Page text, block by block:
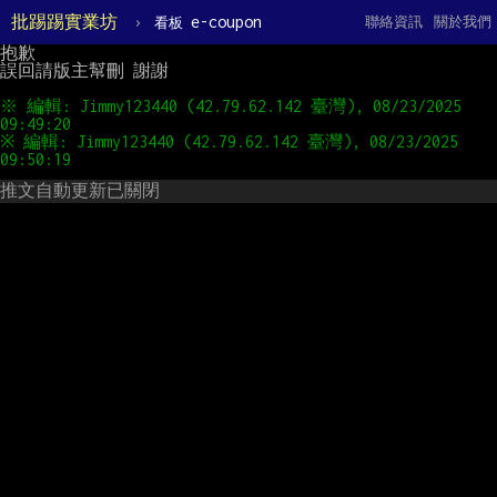
批踢踢實業坊 › 看板 e-coupon 關於我們
聯絡資訊
抱歉
誤回請版主幫刪 謝謝
※ 編輯: Jimmy123440 (42.79.62.142 臺灣), 08/23/2025
※ 編輯: Jimmy123440 (42.79.62.142 臺灣), 08/23/2025
推文自動更新已關閉